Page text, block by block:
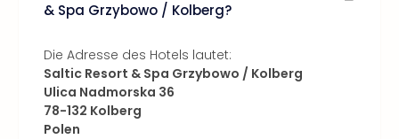
& Spa Grzybowo / Kolberg?
Die Adresse des Hotels lautet:
Saltic Resort & Spa Grzybowo / Kolberg
Ulica Nadmorska 36
78-132 Kolberg
Polen